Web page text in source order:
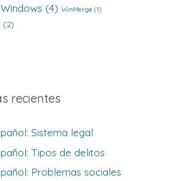
Windows (4) WinMerge (1)
(2)
recientes
Sistema legal
Tipos de delitos
Problemas sociales